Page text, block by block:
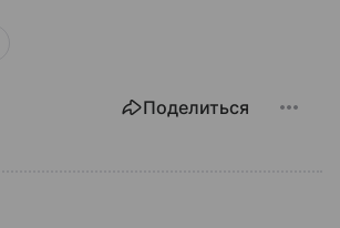
Поделиться